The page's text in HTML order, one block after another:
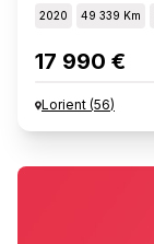
2020 49 339 Km
17 990 €
Lorient (56)